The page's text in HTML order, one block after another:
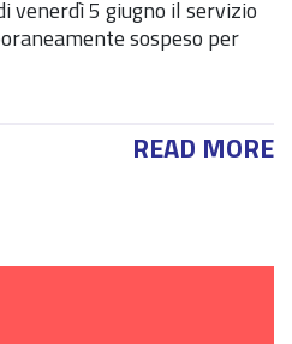
venerdì 5 giugno il servizio
sospeso per
READ MORE